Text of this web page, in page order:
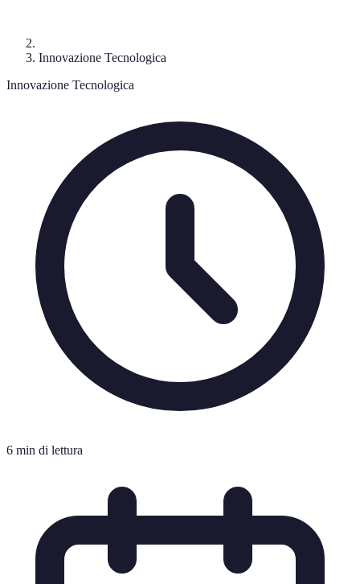
Innovazione Tecnologica
Innovazione Tecnologica
6 min di lettura